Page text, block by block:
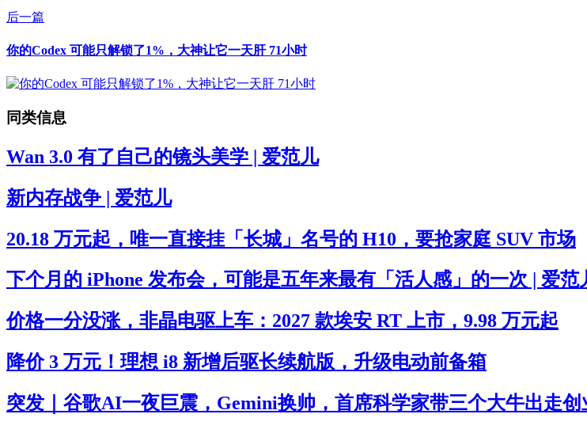
后一篇
你的Codex 可能只解锁了1%，大神让它一天肝 71小时
同类信息
Wan 3.0 有了自己的镜头美学 | 爱范儿
新内存战争 | 爱范儿
20.18 万元起，唯一直接挂「长城」名号的 H10，要抢家庭 SUV 市场
下个月的 iPhone 发布会，可能是五年来最有「活人感」的一次 | 爱范
价格一分没涨，非晶电驱上车：2027 款埃安 RT 上市，9.98 万元起
降价 3 万元！理想 i8 新增后驱长续航版，升级电动前备箱
突发｜谷歌AI一夜巨震，Gemini换帅，首席科学家带三个大牛出走创